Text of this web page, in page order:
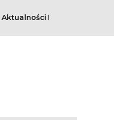
Aktualności